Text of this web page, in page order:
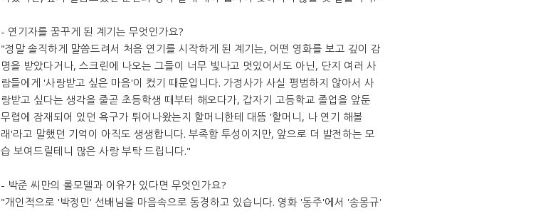
- 연기자를 꿈꾸게 된 계기는 무엇인가요?
"정말 솔직하게 말씀드려서 처음 연기를 시작하게 된 계기는, 어떤 영화를 보고 깊이 감
명을 받았다거나, 스크린에 나오는 그들이 너무 빛나고 멋있어서도 아닌, 단지 여러 사
람들에게 '사랑받고 싶은 마음'이 컸기 때문입니다. 가정사가 사실 평범하지 않아서 사
랑받고 싶다는 생각을 줄곧 초등학생 때부터 해오다가, 갑자기 고등학교 졸업을 앞둔
무렵에 잠재되어 있던 욕구가 튀어나왔는지 할머니한테 대뜸 '할머니, 나 연기 해볼
래'라고 말했던 기억이 아직도 생생합니다. 부족함 투성이지만, 앞으로 더 발전하는 모
습 보여드릴테니 많은 사랑 부탁 드립니다."
- 박준 씨만의 롤모델과 이유가 있다면 무엇인가요?
"개인적으로 '박정민' 선배님을 마음속으로 동경하고 있습니다. 영화 '동주'에서 '송몽규'